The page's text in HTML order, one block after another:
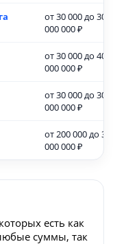
от 30 000 до 30
000 000 ₽
от 30 000 до 40
000 000 ₽
от 30 000 до 30
000 000 ₽
от 200 000 до 30
000 000 ₽
есть как
суммы, так